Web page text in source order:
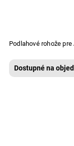
Podlahové rohože pre
Dostupné na